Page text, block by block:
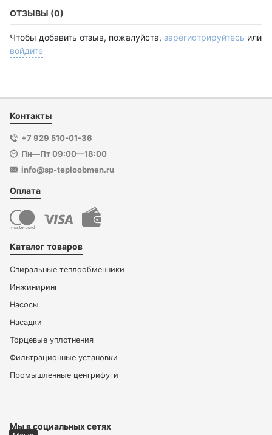
ОТЗЫВЫ (0)
Чтобы добавить отзыв, пожалуйста, зарегистрируйтесь или
войдите
Контакты
+7 929 510-01-36
Пн—Пт 09:00—18:00
info@sp-teploobmen.ru
Оплата
Каталог товаров
Спиральные теплообменники
Инжиниринг
Насосы
Насадки
Торцевые уплотнения
Фильтрационные установки
Промышленные центрифуги
Мы в социальных сетях